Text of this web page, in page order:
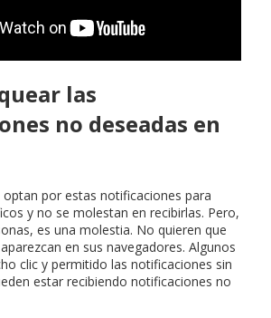
las
no deseadas en
optan por estas notificaciones para
y no se molestan en recibirlas. Pero,
es una molestia. No quieren que
en sus navegadores. Algunos
clic y permitido las notificaciones sin
estar recibiendo notificaciones no